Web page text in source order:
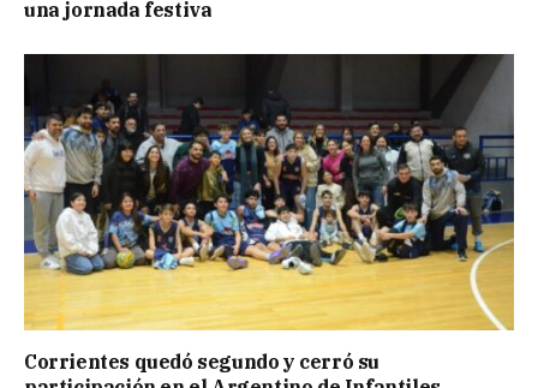
una jornada festiva
Corrientes quedó segundo y cerró su